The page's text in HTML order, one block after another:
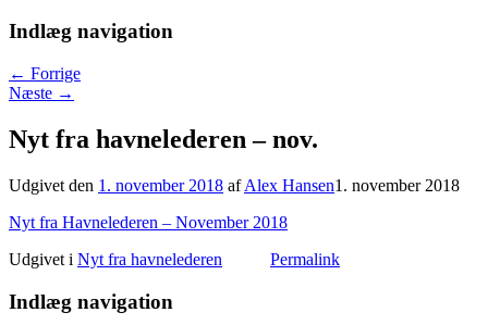
Indlæg navigation
← Forrige
Næste →
Nyt fra havnelederen – nov.
Udgivet den 1. november 2018 afAlex Hansen1. november 2018
Nyt fra Havnelederen – November 2018
Udgivet i Nyt fra havnelederen Permalink
Indlæg navigation